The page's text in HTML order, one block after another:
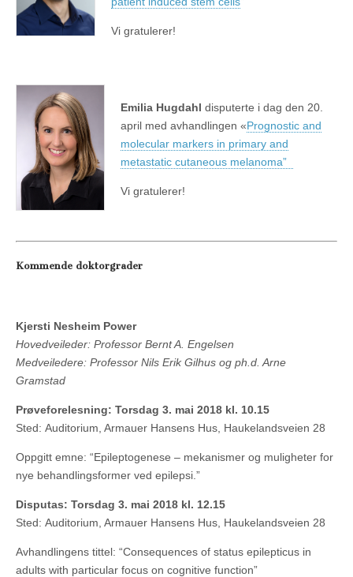
Vi gratulerer!
Emilia Hugdahl disputerte i dag den 20.
april med avhandlingen «Prognostic and
molecular markers in primary and
metastatic cutaneous melanoma”
Vi gratulerer!
Kommende doktorgrader
Kjersti Nesheim Power
Hovedveileder: Professor Bernt A. Engelsen
Medveiledere: Professor Nils Erik Gilhus og ph.d. Arne
Gramstad
Prøveforelesning: Torsdag 3. mai 2018 kl. 10.15
Sted: Auditorium, Armauer Hansens Hus, Haukelandsveien 28
Oppgitt emne: “Epileptogenese – mekanismer og muligheter for
nye behandlingsformer ved epilepsi.”
Disputas: Torsdag 3. mai 2018 kl. 12.15
Sted: Auditorium, Armauer Hansens Hus, Haukelandsveien 28
Avhandlingens tittel: “Consequences of status epilepticus in
adults with particular focus on cognitive function”